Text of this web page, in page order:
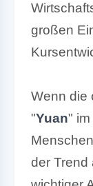
großen
Wenn die
"Yuan"
der Trend